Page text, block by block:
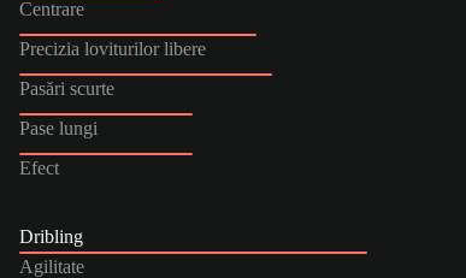
Centrare
Precizia loviturilor libere
Pasări scurte
Pase lungi
Efect
Dribling
Agilitate